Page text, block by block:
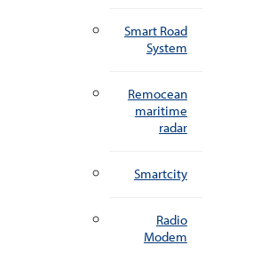
Smart Road
System
Remocean
maritime
radar
Smartcity
Radio
Modem